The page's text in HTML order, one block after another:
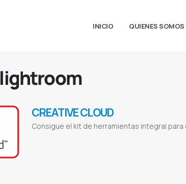
INICIO QUIENES SOMOS
CREATIVE CLOUD
Consigue el kit de herramientas integral